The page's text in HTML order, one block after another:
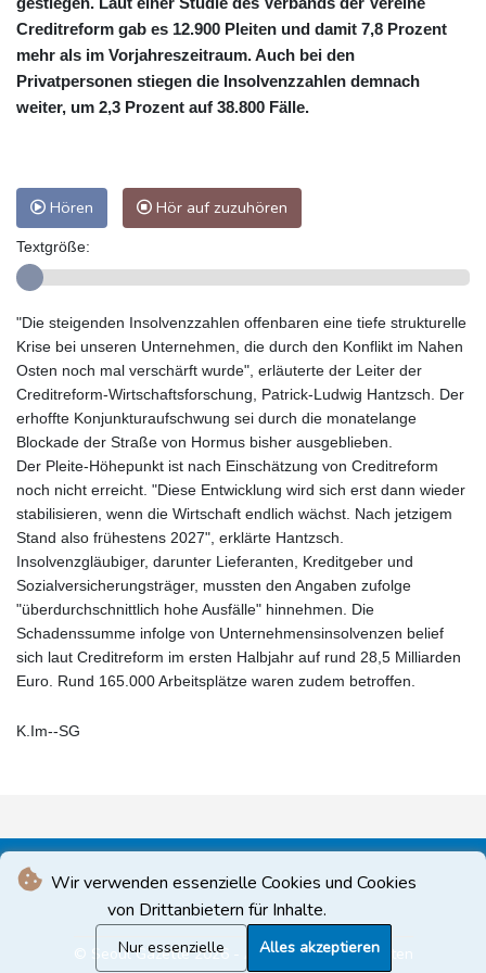
Wir verwenden essenzielle Cookies und Cookies
von Drittanbietern für Inhalte.
Nur essenzielle Alles akzeptieren
Creditreform gab es 12.900 Pleiten und damit 7,8 Prozent
mehr als im Vorjahreszeitraum. Auch bei den
Privatpersonen stiegen die Insolvenzzahlen demnach
weiter, um 2,3 Prozent auf 38.800 Fälle.
Hören Hör auf zuzuhören
Textgröße:
"Die steigenden Insolvenzzahlen offenbaren eine tiefe strukturelle
Krise bei unseren Unternehmen, die durch den Konflikt im Nahen
Osten noch mal verschärft wurde", erläuterte der Leiter der
Creditreform-Wirtschaftsforschung, Patrick-Ludwig Hantzsch. Der
erhoffte Konjunkturaufschwung sei durch die monatelange
Blockade der Straße von Hormus bisher ausgeblieben.
Der Pleite-Höhepunkt ist nach Einschätzung von Creditreform
noch nicht erreicht. "Diese Entwicklung wird sich erst dann wieder
stabilisieren, wenn die Wirtschaft endlich wächst. Nach jetzigem
Stand also frühestens 2027", erklärte Hantzsch.
Insolvenzgläubiger, darunter Lieferanten, Kreditgeber und
Sozialversicherungsträger, mussten den Angaben zufolge
"überdurchschnittlich hohe Ausfälle" hinnehmen. Die
Schadenssumme infolge von Unternehmensinsolvenzen belief
sich laut Creditreform im ersten Halbjahr auf rund 28,5 Milliarden
Euro. Rund 165.000 Arbeitsplätze waren zudem betroffen.
K.Im--SG
© Seoul Gazette 2026 - Alle Rechte vorbehalten